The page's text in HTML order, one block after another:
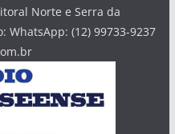
Norte e Serra da
WhatsApp: (12) 99733-9237